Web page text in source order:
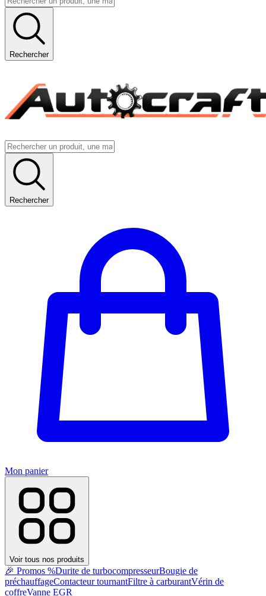
Rechercher
Rechercher
Mon panier
Voir tous nos produits
🎉 Promos %Durite de turbocompresseurBougie de
préchauffageContacteur tournantFiltre à carburantVérin de
coffreVanne EGR